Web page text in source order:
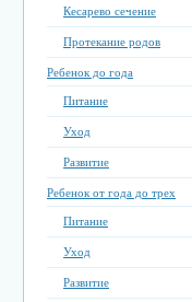
Кесарево сечение
Протекание родов
Ребенок до года
Питание
Уход
Развитие
Ребенок от года до трех
Питание
Уход
Развитие